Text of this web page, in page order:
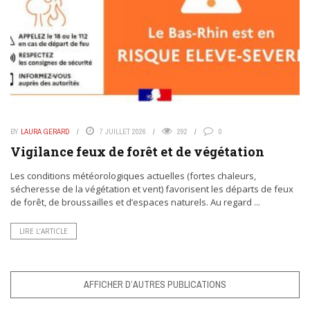
BY LAURA GERARD 7 JUILLET 2026 292 0
Vigilance feux de forêt et de végétation
Les conditions météorologiques actuelles (fortes chaleurs,
sécheresse de la végétation et vent) favorisent les départs de feux
de forêt, de broussailles et d’espaces naturels. Au regard ...
LIRE L’ARTICLE
AFFICHER D’AUTRES PUBLICATIONS